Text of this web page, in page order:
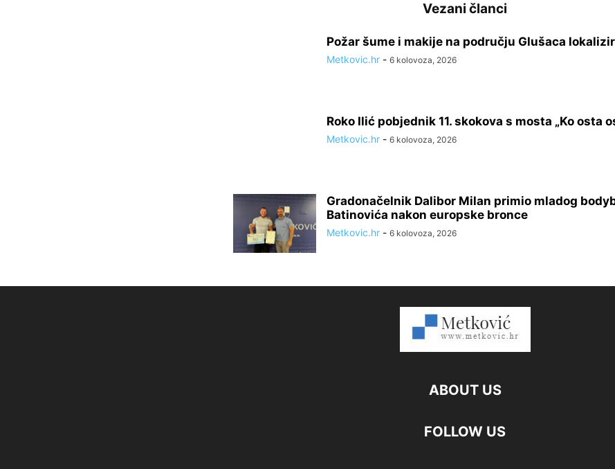
Vezani članci
Požar šume i makije na području Glušaca
Metkovic.hr - 6 kolovoza, 2026
Roko Ilić pobjednik 11. skokova s mosta „Ko osta
Metkovic.hr - 6 kolovoza, 2026
Gradonačelnik Dalibor Milan primio mladog
Batinovića nakon europske bronce
Metkovic.hr - 6 kolovoza, 2026
ABOUT US
FOLLOW US